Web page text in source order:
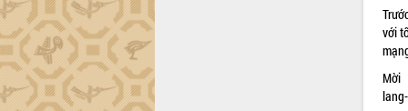
với
Mời